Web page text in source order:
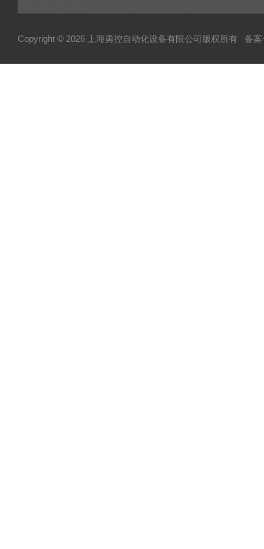
Copyright © 2026 上海勇控自动化设备有限公司版权所有 备案